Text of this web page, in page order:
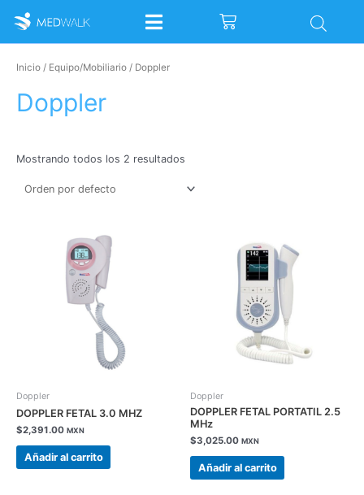
Cart
Inicio / Equipo/Mobiliario / Doppler
Doppler
Mostrando todos los 2 resultados
Doppler
DOPPLER FETAL 3.0 MHZ
$2,391.00 MXN
Añadir al carrito
Doppler
DOPPLER FETAL PORTATIL 2.5
MHz
$3,025.00 MXN
Añadir al carrito